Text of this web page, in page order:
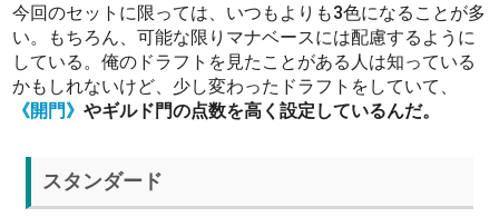
今回のセットに限っては、いつもよりも3色になることが多
い。もちろん、可能な限りマナベースには配慮するように
している。俺のドラフトを見たことがある人は知っている
かもしれないけど、少し変わったドラフトをしていて、
《開門》やギルド門の点数を高く設定しているんだ。
スタンダード